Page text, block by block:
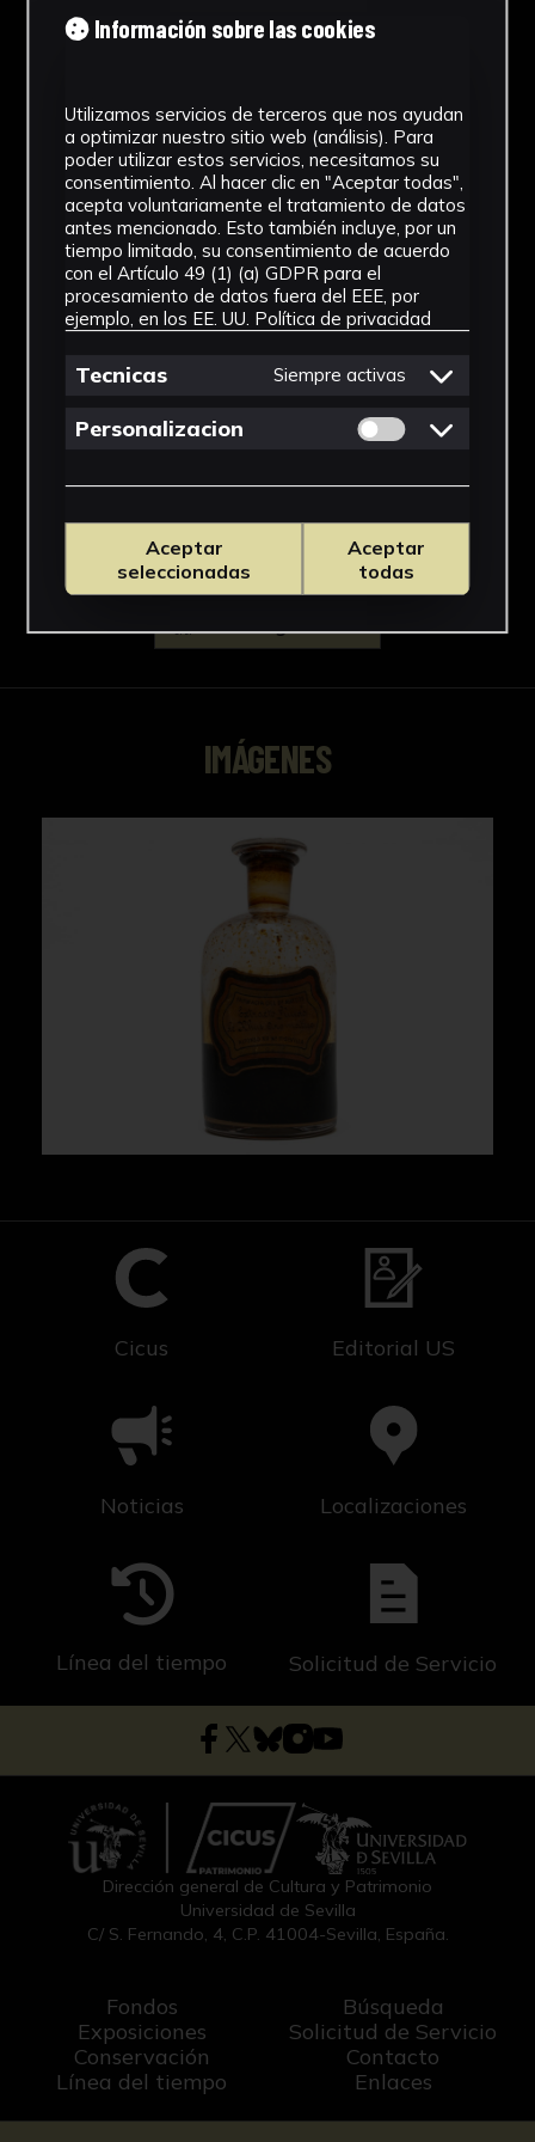
Tipología
Cronología
SF
Materiales
Vidrio
Ubicación
Facultad de Farmacia
Ver más
Descargar Ficha
IMÁGENES
Cicus Editorial US
Noticias Localizaciones
Línea del tiempo Solicitud de Servicio
Dirección general de Cultura y Patrimonio
Universidad de Sevilla
C/ S. Fernando, 4, C.P. 41004-Sevilla, España.
Fondos
Exposiciones
Conservación
Línea del tiempo
Búsqueda
Solicitud de Servicio
Contacto
Enlaces
Información sobre las cookies
Utilizamos servicios de terceros que nos ayudan
a optimizar nuestro sitio web (análisis). Para
poder utilizar estos servicios, necesitamos su
consentimiento. Al hacer clic en "Aceptar todas",
acepta voluntariamente el tratamiento de datos
antes mencionado. Esto también incluye, por un
tiempo limitado, su consentimiento de acuerdo
con el Artículo 49 (1) (a) GDPR para el
procesamiento de datos fuera del EEE, por
ejemplo, en los EE. UU. Política de privacidad
Tecnicas Siempre activas
Personalizacion Permitir cookies
Aceptar
seleccionadas
Aceptar
todas